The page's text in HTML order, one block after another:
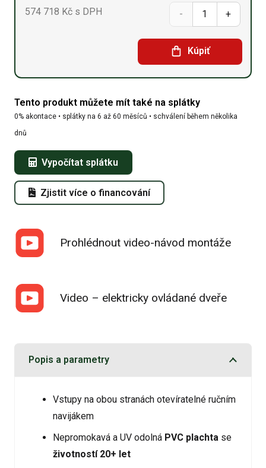
Sedlová
hala
10m
54,9m
Kúpiť
574 718 Kč s DPH
Tento produkt můžete mít také na splátky
0% akontace • splátky na 6 až 60 měsíců • schválení během několika
dnů
Vypočítat splátku
Zjistit více o financování
Prohlédnout video-návod montáže
Video – elektricky ovládané dveře
Popis a parametry
Vstupy na obou stranách otevíratelné ručním
navijákem
Nepromokavá a UV odolná PVC plachta se
životností 20+ let